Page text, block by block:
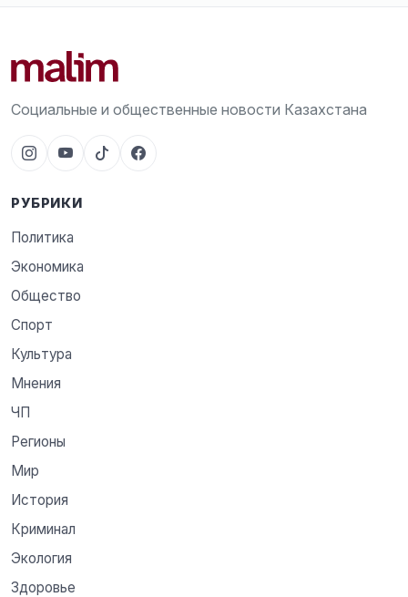
Социальные и общественные новости Казахстана
РУБРИКИ
Политика
Экономика
Общество
Спорт
Культура
Мнения
ЧП
Регионы
Мир
История
Криминал
Экология
Здоровье